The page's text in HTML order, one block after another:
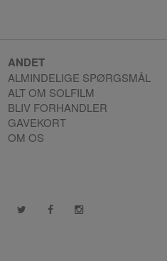
ANDET
ALMINDELIGE SPØRGSMÅL
ALT OM SOLFILM
BLIV FORHANDLER
GAVEKORT
OM OS